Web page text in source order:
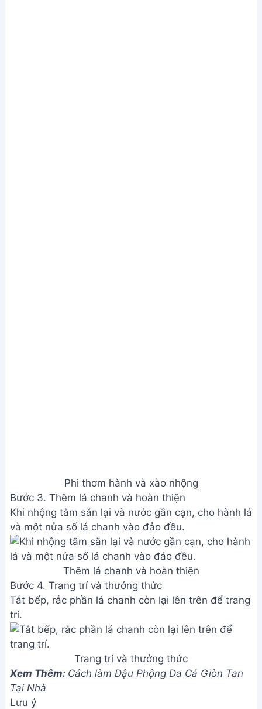
Phi thơm hành và xào nhộng
Bước 3. Thêm lá chanh và hoàn thiện
Khi nhộng tằm săn lại và nước gần cạn, cho hành lá
và một nửa số lá chanh vào đảo đều.
Thêm lá chanh và hoàn thiện
Bước 4. Trang trí và thưởng thức
Tắt bếp, rắc phần lá chanh còn lại lên trên để trang
trí.
Trang trí và thưởng thức
Xem Thêm: Cách làm Đậu Phộng Da Cá Giòn Tan
Tại Nhà
Lưu ý